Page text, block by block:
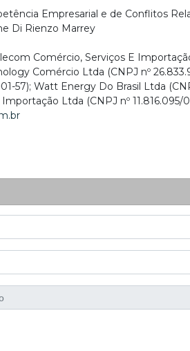
Empresarial e de Conflitos
Di Rienzo Marrey
Comércio, Serviços E
Comércio Ltda (CNPJ nº
57); Watt Energy Do Brasil Ltda
Ltda (CNPJ nº 11.816.095/